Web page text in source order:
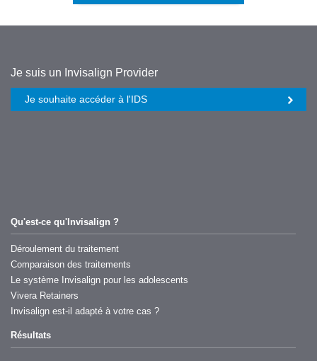
Je suis un Invisalign Provider
Je souhaite accéder à l'IDS
information
links
Qu'est-ce qu'Invisalign ?
Déroulement du traitement
Comparaison des traitements
Le système Invisalign pour les adolescents
Vivera Retainers
Invisalign est-il adapté à votre cas ?
Résultats